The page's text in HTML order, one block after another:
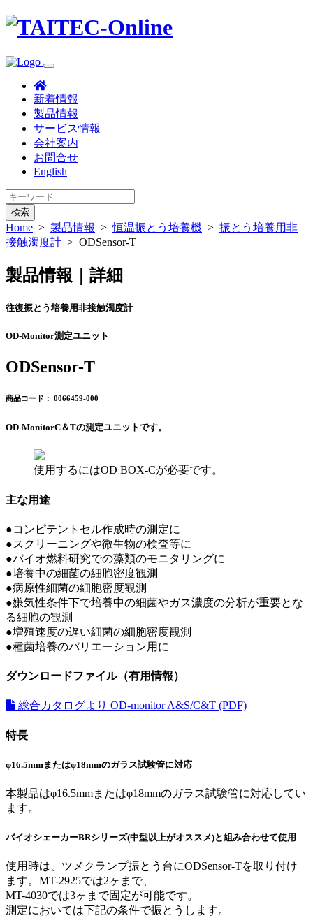
新着情報
製品情報
サービス情報
会社案内
お問合せ
English
検索
Home > 製品情報 >恒温振とう培養機 > 振とう培養用非
接触濁度計 > ODSensor-T
製品情報｜詳細
往復振とう培養用非接触濁度計
OD-Monitor測定ユニット
ODSensor-T
商品コード： 0066459-000
OD-MonitorC＆Tの測定ユニットです。
使用するにはOD BOX-Cが必要です。
主な用途
●コンピテントセル作成時の測定に
●スクリーニングや微生物の検査等に
●バイオ燃料研究での藻類のモニタリングに
●培養中の細菌の細胞密度観測
●病原性細菌の細胞密度観測
●嫌気性条件下で培養中の細菌やガス濃度の分析が重要とな
る細胞の観測
●増殖速度の遅い細菌の細胞密度観測
●種菌培養のバリエーション用に
ダウンロードファイル（有用情報）
総合カタログより OD-monitor A&S/C&T (PDF)
特長
φ16.5mmまたはφ18mmのガラス試験管に対応
本製品はφ16.5mmまたはφ18mmのガラス試験管に対応してい
ます。
バイオシェーカーBRシリーズ(中型以上がオススメ)と組み合わせて使用
使用時は、ツメクランプ振とう台にODSensor-Tを取り付け
ます。MT-2925では2ヶまで、
MT-4030では3ヶまで固定が可能です。
測定においては下記の条件で振とうします。